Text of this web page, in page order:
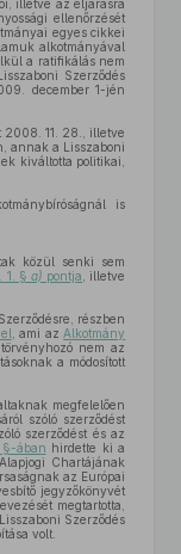
illetve az eljárásra
ellenőrzését
egyes cikkei
alkotmányával
a ratifikálás nem
Szerződés
december 1-jén
2008. 11. 28., illetve
annak a Lisszaboni
kiváltotta politikai,
is
közül senki sem
1. § a) pontja , illetve
részben
, ami az Alkotmány
nem az
a módosított
megfelelően
szóló szerződést
szerződést és az
ában hirdette ki a
Chartájának
az Európai
jegyzőkönyvét
megtartotta,
Szerződés
volt.